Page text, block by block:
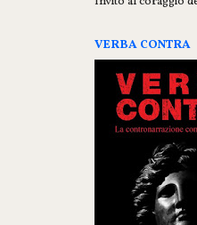
VERBA CONTRA